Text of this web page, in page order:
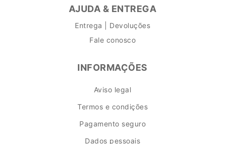
AJUDA & ENTREGA
Entrega | Devoluções
Fale conosco
INFORMAÇÕES
Aviso legal
Termos e condições
Pagamento seguro
Dados pessoais